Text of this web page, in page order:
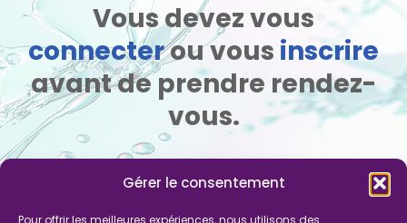
Gérer le consentement
Pour offrir les meilleures expériences, nous utilisons des
Vous devez vous
connecterou vous inscrire
avant de prendre rendez-
vous.